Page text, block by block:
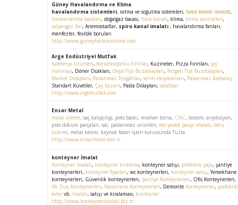
Güney Havalandırma ve Klima
havalandırma sistemleri, ısıtma ve soğutma sistemleri, hava kanalı imalatı,
havalandırma bacaları, doğalgaz bacası, hava kanalı, klima, klima santralleri,
salyangoz fan, Anemostadlar, spiro kanal imalatı , havalandırma fanları,
menfezler, fexible boruları
http://www.guneyhavalandirma.com
Arge Endüstriyel Mutfak
Kafeterya Ürünleri, Konveksiyonlu Fırınlar, Kuzineler, Pizza Fırınları, çay
makinası, Döner Ocakları, Depo Tipi Buzdolapları, Tezgah Tipi Buzdolapları,
Market Dolapları, Paslanmaz Tezgahlar, servis ekipmanları, Paslanmaz Arabalar,
Standart Küvetler, Çay Kazanı, Pasta Dolapları, saladbar
http://www.argemutfak.com
Ensar Metal
metal işleme, saç kalıpçılığı, pres baskı, revolver torna, CNC, testere, enjeksiyon,
pres döküm parçaları, sac, paslanmaz ürünleri, oto yedek parça imalatı, boru
bükme, metal kesim, kaynak fason işleri konusunda Tuzla
http://www.ensarmetal.com.tr
konteyner İmalat
Konteyner imalatı, konteyner kiralama, konteyner satışı, prefabrik yapı, şantiye
konteynerleri, konteyner fiyatları, wc konteynerleri, konteyner satışı, Yemekhane
konteynerleri, Güvenlik konteynerleri, Şantiye Konteynerleri, Ofis Konteynerleri,
Wc Duş Konteynerleri, Yatakhane Konteynerleri, Demonte Konteynerler, prefabrik
evler vb. imalatı, satışı ve kiralaması, konteyner
http://www.konteynerimalati.biz.tr